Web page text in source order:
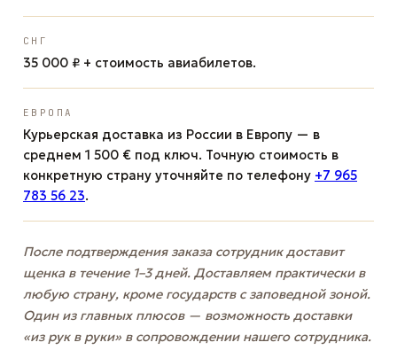
СНГ
35 000 ₽ + стоимость авиабилетов.
ЕВРОПА
Курьерская доставка из России в Европу — в
среднем 1 500 € под ключ. Точную стоимость в
конкретную страну уточняйте по телефону +7 965
783 56 23.
После подтверждения заказа сотрудник доставит
щенка в течение 1–3 дней. Доставляем практически в
любую страну, кроме государств с заповедной зоной.
Один из главных плюсов — возможность доставки
«из рук в руки» в сопровождении нашего сотрудника.